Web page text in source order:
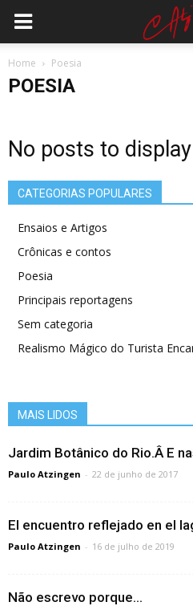
Home Poesia
POESIA
No posts to display
CATEGORIAS POPULARES
Ensaios e Artigos
Crônicas e contos
Poesia
Principais reportagens
Sem categoria
Realismo Mágico do Turista
MAIS LIDOS
Jardim Botânico do Rio.Â E
Paulo Atzingen - 22 de junho de 2017
El encuentro reflejado en el
Paulo Atzingen - 16 de julho de 2019
Não escrevo porque…